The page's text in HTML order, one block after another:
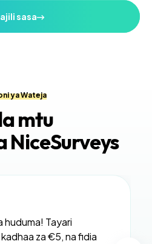
sasa
ya Wateja
mtu
NiceSurveys
huduma! Tayari
za €5, na fidia